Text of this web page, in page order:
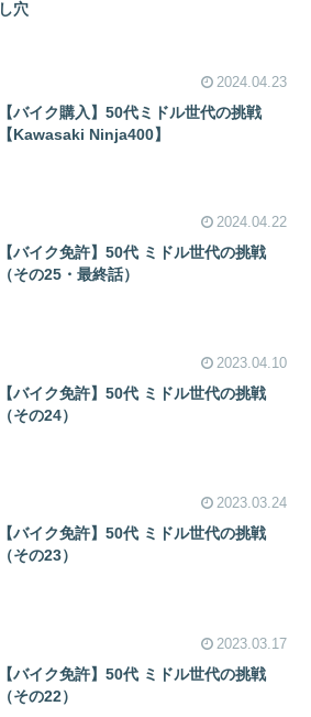
し穴
2024.04.23
【バイク購入】50代ミドル世代の挑戦
【Kawasaki Ninja400】
2024.04.22
【バイク免許】50代 ミドル世代の挑戦
（その25・最終話）
2023.04.10
【バイク免許】50代 ミドル世代の挑戦
（その24）
2023.03.24
【バイク免許】50代 ミドル世代の挑戦
（その23）
2023.03.17
【バイク免許】50代 ミドル世代の挑戦
（その22）